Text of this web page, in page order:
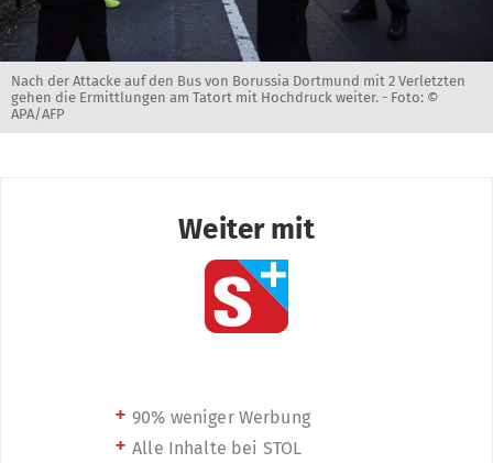
Nach der Attacke auf den Bus von Borussia Dortmund mit 2 Verletzten
gehen die Ermittlungen am Tatort mit Hochdruck weiter. - Foto: ©
APA/AFP